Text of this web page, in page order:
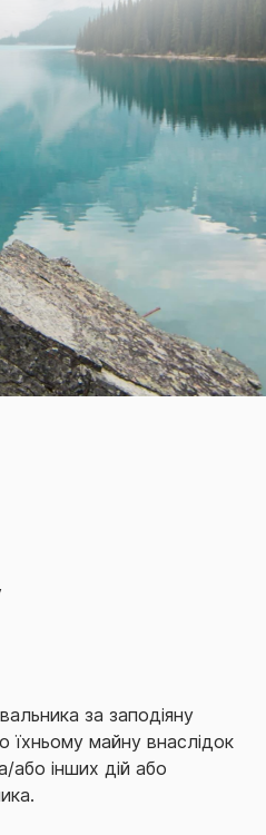
за заподіяну
їхньому майну внаслідок
або інших дій або